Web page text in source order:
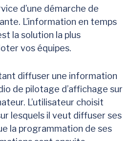
d’une démarche de
L’information en temps
la solution la plus
vos équipes.
diffuser une information
de pilotage d’affichage sur
L’utilisateur choisit
lesquels il veut diffuser ses
la programmation de ses